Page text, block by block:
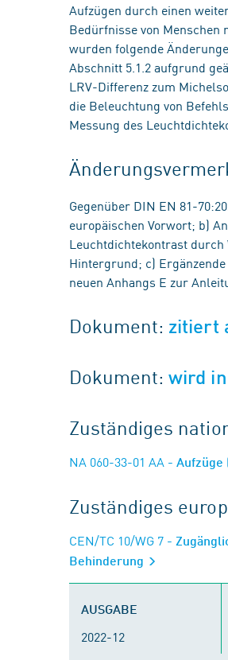
Aufzügen durch einen
Bedürfnisse von Menschen
wurden folgende
Abschnitt 5.1.2 aufgrund
LRV-Differenz zum
die Beleuchtung von
Messung des
Gegenüber DIN EN 81-
europäischen Vorwort; b)
Leuchtdichtekontrast
Hintergrund; c)
neuen Anhangs E zur
Dokument: zitiert
Dokument:wird
Zuständiges
NA 060-33-01 AA - Aufzüge
Zuständiges
CEN/TC 10/WG 7 -
Behinderung
AUSGABE
2022-12